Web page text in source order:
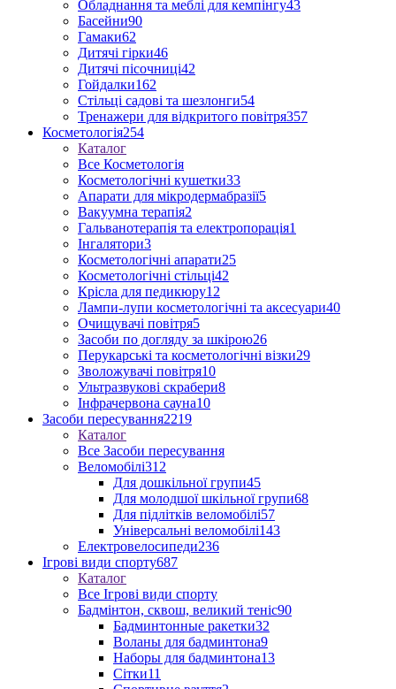
Обладнання та меблі для кемпінгу43
Басейни90
Гамаки62
Дитячі гірки46
Дитячі пісочниці42
Гойдалки162
Стільці садові та шезлонги54
Тренажери для відкритого повітря357
Косметологія254
Каталог
Все Косметологія
Косметологічні кушетки33
Апарати для мікродермабразії5
Вакуумна терапія2
Гальванотерапія та електропорація1
Інгалятори3
Косметологічні апарати25
Косметологічні стільці42
Крісла для педикюру12
Лампи-лупи косметологічні та аксесуари40
Очищувачі повітря5
Засоби по догляду за шкірою26
Перукарські та косметологічні візки29
Зволожувачі повітря10
Ультразвукові скрабери8
Інфрачервона сауна10
Засоби пересування2219
Каталог
Все Засоби пересування
Веломобілі312
Для дошкільної групи45
Для молодшої шкільної групи68
Для підлітків веломобілі57
Універсальні веломобілі143
Електровелосипеди236
Ігрові види спорту687
Каталог
Все Ігрові види спорту
Бадмінтон, сквош, великий теніс90
Бадминтонные ракетки32
Воланы для бадминтона9
Наборы для бадминтона13
Сітки11